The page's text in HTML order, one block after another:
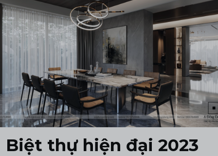
Biệt thự hiện đại 2023